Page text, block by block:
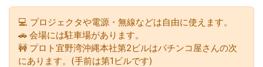
💻 プロジェクタや電源・無線などは自由に使えます。
🚗 会場には駐車場があります。
🚧 プロト宜野湾沖縄本社第2ビルはパチンコ屋さんの次
にあります。(手前は第1ビルです)